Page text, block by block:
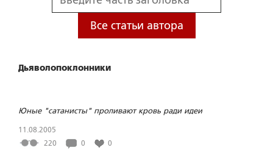
Все статьи автора
Дьяволопоклонники
Юные "сатанисты" проливают кровь ради идеи
11.08.2005
220
0 0